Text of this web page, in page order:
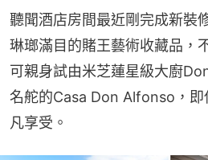
聽聞酒店房間最近剛完成新裝
琳瑯滿目的賭王藝術收藏品，
可親身試由米芝蓮星級大廚
名舵的Casa Don Alfonso，即
凡享受。